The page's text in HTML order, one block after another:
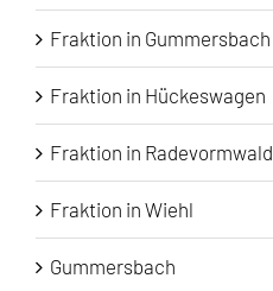
Fraktion in Gummersbach
Fraktion in Hückeswagen
Fraktion in Radevormwald
Fraktion in Wiehl
Gummersbach